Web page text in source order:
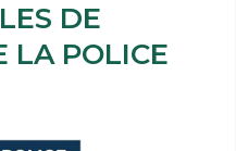
DE
LA POLICE